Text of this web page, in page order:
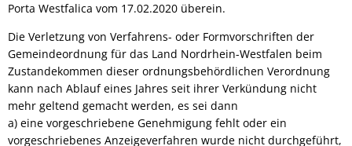
Porta Westfalica vom 17.02.2020 überein.
Die Verletzung von Verfahrens- oder Formvorschriften der
Gemeindeordnung für das Land Nordrhein-Westfalen beim
Zustandekommen dieser ordnungsbehördlichen Verordnung
kann nach Ablauf eines Jahres seit ihrer Verkündung nicht
mehr geltend gemacht werden, es sei dann
a) eine vorgeschriebene Genehmigung fehlt oder ein
vorgeschriebenes Anzeigeverfahren wurde nicht durchgeführt,